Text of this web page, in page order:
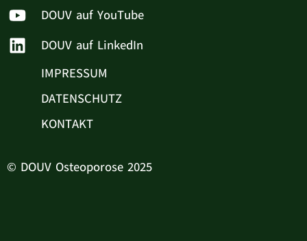
DOUV auf YouTube
DOUV auf LinkedIn
IMPRESSUM
DATENSCHUTZ
KONTAKT
© DOUV Osteoporose 2025